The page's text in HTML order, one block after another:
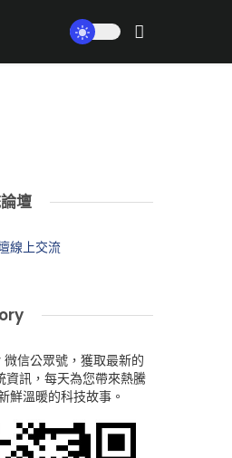
壇
線上交流
信公眾號，獲取最新的
資訊，每天為您帶來熱騰
鮮溫暖的科技故事。